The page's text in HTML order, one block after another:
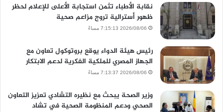
نقابة الأطباء تثمن استجابة الأعلى للإعلام لحظر
ظهور أسترالية تروج مزاعم صحية
2026/08/06 7:15:13 مساءً
رئيس هيئة الدواء يوقع بروتوكول تعاون مع
الجهاز المصري للملكية الفكرية لدعم الابتكار
2026/08/06 7:13:37 مساءً
وزير الصحة يبحث مع نظيره التشادي تعزيز التعاون
الصحي ودعم المنظومة الصحية في تشاد